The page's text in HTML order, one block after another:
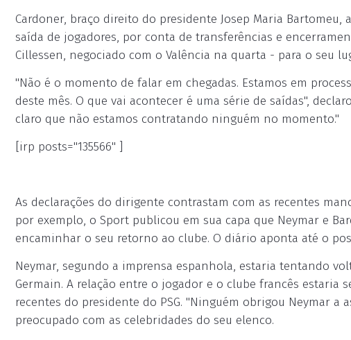
Cardoner, braço direito do presidente Josep Maria
saída de jogadores, por conta de transferências e
Cillessen, negociado com o Valência na quarta - para o seu
"Não é o momento de falar em chegadas. Estamos em
deste mês. O que vai acontecer é uma série de saídas",
claro que não estamos contratando ninguém no momento."
[irp posts="135566" ]
As declarações do dirigente contrastam com as recentes
por exemplo, o Sport publicou em sua capa que Neymar e
encaminhar o seu retorno ao clube. O diário aponta até o
Neymar, segundo a imprensa espanhola, estaria tentando
Germain. A relação entre o jogador e o clube francês estaria
recentes do presidente do PSG. "Ninguém obrigou Neymar a
preocupado com as celebridades do seu elenco.